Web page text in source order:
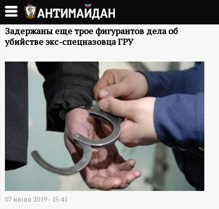
Перейти
основному
содержанию
А
Й
Д
Задержаны еще трое фигурантов дела об
убийстве экс-спецназовца ГРУ
07 июня 2019 - 15:41